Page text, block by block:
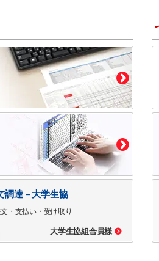
調達－大学生協
・支払い・受け取り
大学生協組合員様